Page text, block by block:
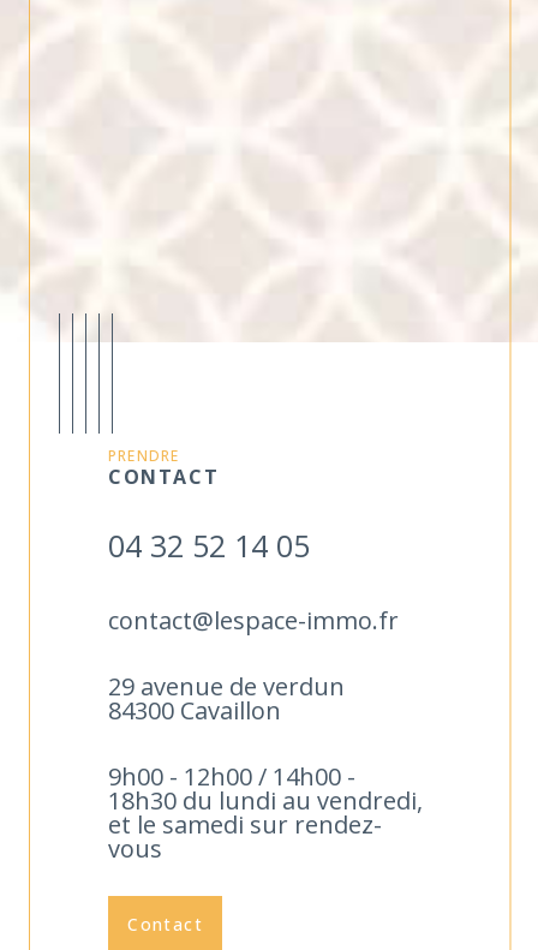
agence vous accueille au
verdun 84300 Cavaillon
immobiliers avec passion et
PRENDRE
CONTACT
04 32 52 14 05
contact@lespace-immo.fr
29 avenue de verdun
84300 Cavaillon
9h00 - 12h00 / 14h00 -
18h30 du lundi au vendredi,
et le samedi sur rendez-
vous
Contact